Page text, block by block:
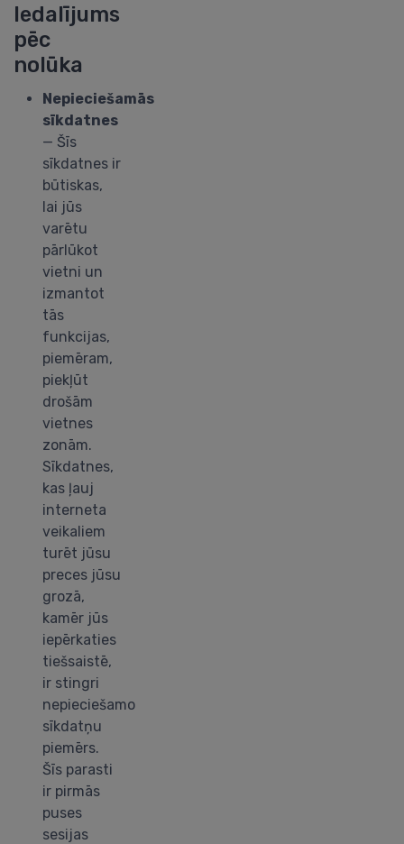
Iedalījums
pēc
nolūka
Nepieciešamās
sīkdatnes
— Šīs
sīkdatnes ir
būtiskas,
lai jūs
varētu
pārlūkot
vietni un
izmantot
tās
funkcijas,
piemēram,
piekļūt
drošām
vietnes
zonām.
Sīkdatnes,
kas ļauj
interneta
veikaliem
turēt jūsu
preces jūsu
grozā,
kamēr jūs
iepērkaties
tiešsaistē,
ir stingri
nepieciešamo
sīkdatņu
piemērs.
Šīs parasti
ir pirmās
puses
sesijas